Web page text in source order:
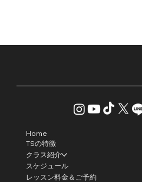
Home
TSの特徴
クラス紹介
スケジュール
レッスン料金＆ご予約